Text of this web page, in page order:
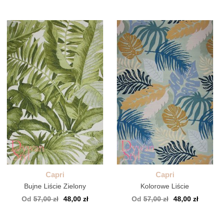
Capri
Bujne Liście Zielony
Od 57,00 zł 48,00 zł
Capri
Kolorowe Liście
Od 57,00 zł 48,00 zł